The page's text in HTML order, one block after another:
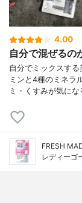
4.00
自分で混ぜるの
自分でミックスす
ミンと4種のミネラ
ミ・くすみが気に
FRESH
レディーゴ